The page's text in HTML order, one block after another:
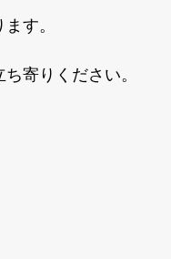
す。
寄りください。